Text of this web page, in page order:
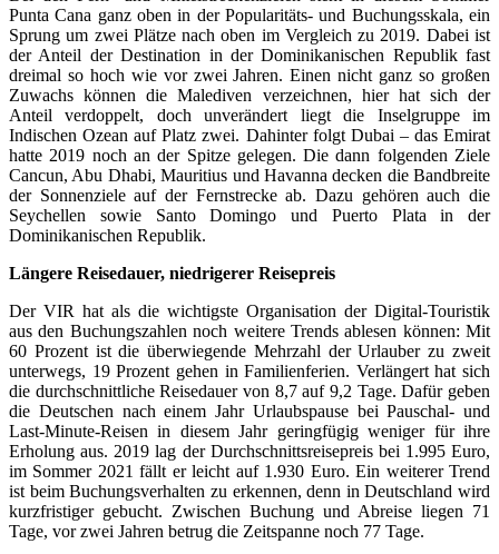
Punta Cana ganz oben in der Popularitäts- und Buchungsskala, ein
Sprung um zwei Plätze nach oben im Vergleich zu 2019. Dabei ist
der Anteil der Destination in der Dominikanischen Republik fast
dreimal so hoch wie vor zwei Jahren. Einen nicht ganz so großen
Zuwachs können die Malediven verzeichnen, hier hat sich der
Anteil verdoppelt, doch unverändert liegt die Inselgruppe im
Indischen Ozean auf Platz zwei. Dahinter folgt Dubai – das Emirat
hatte 2019 noch an der Spitze gelegen. Die dann folgenden Ziele
Cancun, Abu Dhabi, Mauritius und Havanna decken die Bandbreite
der Sonnenziele auf der Fernstrecke ab. Dazu gehören auch die
Seychellen sowie Santo Domingo und Puerto Plata in der
Dominikanischen Republik.
Längere Reisedauer, niedrigerer Reisepreis
Der VIR hat als die wichtigste Organisation der Digital-Touristik
aus den Buchungszahlen noch weitere Trends ablesen können: Mit
60 Prozent ist die überwiegende Mehrzahl der Urlauber zu zweit
unterwegs, 19 Prozent gehen in Familienferien. Verlängert hat sich
die durchschnittliche Reisedauer von 8,7 auf 9,2 Tage. Dafür geben
die Deutschen nach einem Jahr Urlaubspause bei Pauschal- und
Last-Minute-Reisen in diesem Jahr geringfügig weniger für ihre
Erholung aus. 2019 lag der Durchschnittsreisepreis bei 1.995 Euro,
im Sommer 2021 fällt er leicht auf 1.930 Euro. Ein weiterer Trend
ist beim Buchungsverhalten zu erkennen, denn in Deutschland wird
kurzfristiger gebucht. Zwischen Buchung und Abreise liegen 71
Tage, vor zwei Jahren betrug die Zeitspanne noch 77 Tage.